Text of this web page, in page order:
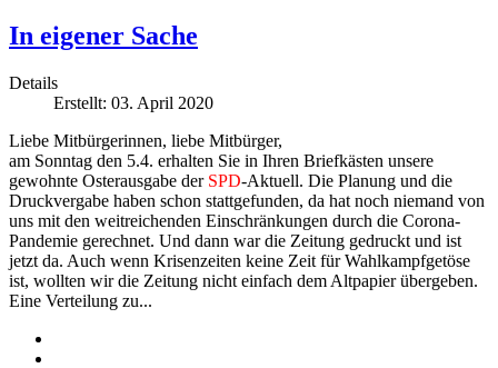
In eigener Sache
Details
Erstellt: 03. April 2020
Liebe Mitbürgerinnen, liebe Mitbürger,
am Sonntag den 5.4. erhalten Sie in Ihren Briefkästen unsere
gewohnte Osterausgabe der SPD-Aktuell. Die Planung und die
Druckvergabe haben schon stattgefunden, da hat noch niemand von
uns mit den weitreichenden Einschränkungen durch die Corona-
Pandemie gerechnet. Und dann war die Zeitung gedruckt und ist
jetzt da. Auch wenn Krisenzeiten keine Zeit für Wahlkampfgetöse
ist, wollten wir die Zeitung nicht einfach dem Altpapier übergeben.
Eine Verteilung zu...